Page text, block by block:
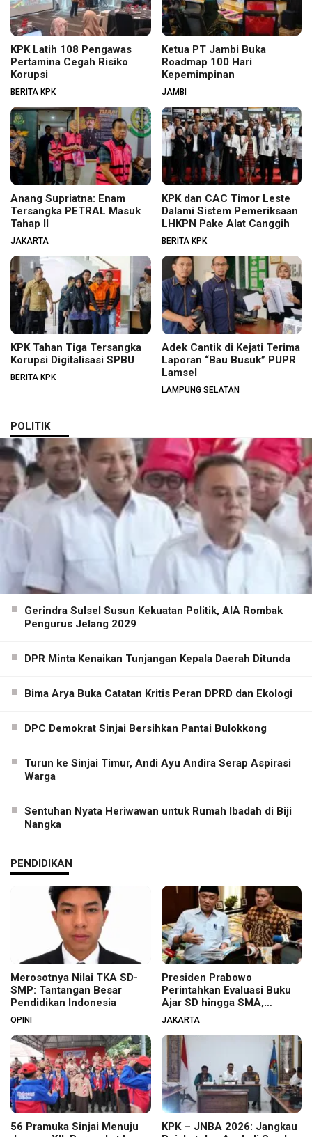
KPK Latih 108 Pengawas
Pertamina Cegah Risiko
Korupsi
BERITA KPK
Ketua PT Jambi Buka
Roadmap 100 Hari
Kepemimpinan
JAMBI
Anang Supriatna: Enam
Tersangka PETRAL Masuk
Tahap II
JAKARTA
KPK dan CAC Timor Leste
Dalami Sistem Pemeriksaan
LHKPN Pake Alat Canggih
BERITA KPK
KPK Tahan Tiga Tersangka
Korupsi Digitalisasi SPBU
BERITA KPK
Adek Cantik di Kejati Terima
Laporan “Bau Busuk” PUPR
Lamsel
LAMPUNG SELATAN
POLITIK
Gerindra Sulsel Susun Kekuatan Politik, AIA Rombak
Pengurus Jelang 2029
DPR Minta Kenaikan Tunjangan Kepala Daerah Ditunda
Bima Arya Buka Catatan Kritis Peran DPRD dan Ekologi
DPC Demokrat Sinjai Bersihkan Pantai Bulokkong
Turun ke Sinjai Timur, Andi Ayu Andira Serap Aspirasi
Warga
Sentuhan Nyata Heriwawan untuk Rumah Ibadah di Biji
Nangka
PENDIDIKAN
Merosotnya Nilai TKA SD-
SMP: Tantangan Besar
Pendidikan Indonesia
OPINI
Presiden Prabowo
Perintahkan Evaluasi Buku
Ajar SD hingga SMA,
Budaya Membaca Digenjot
JAKARTA
56 Pramuka Sinjai Menuju
KPK – JNBA 2026: Jangkau